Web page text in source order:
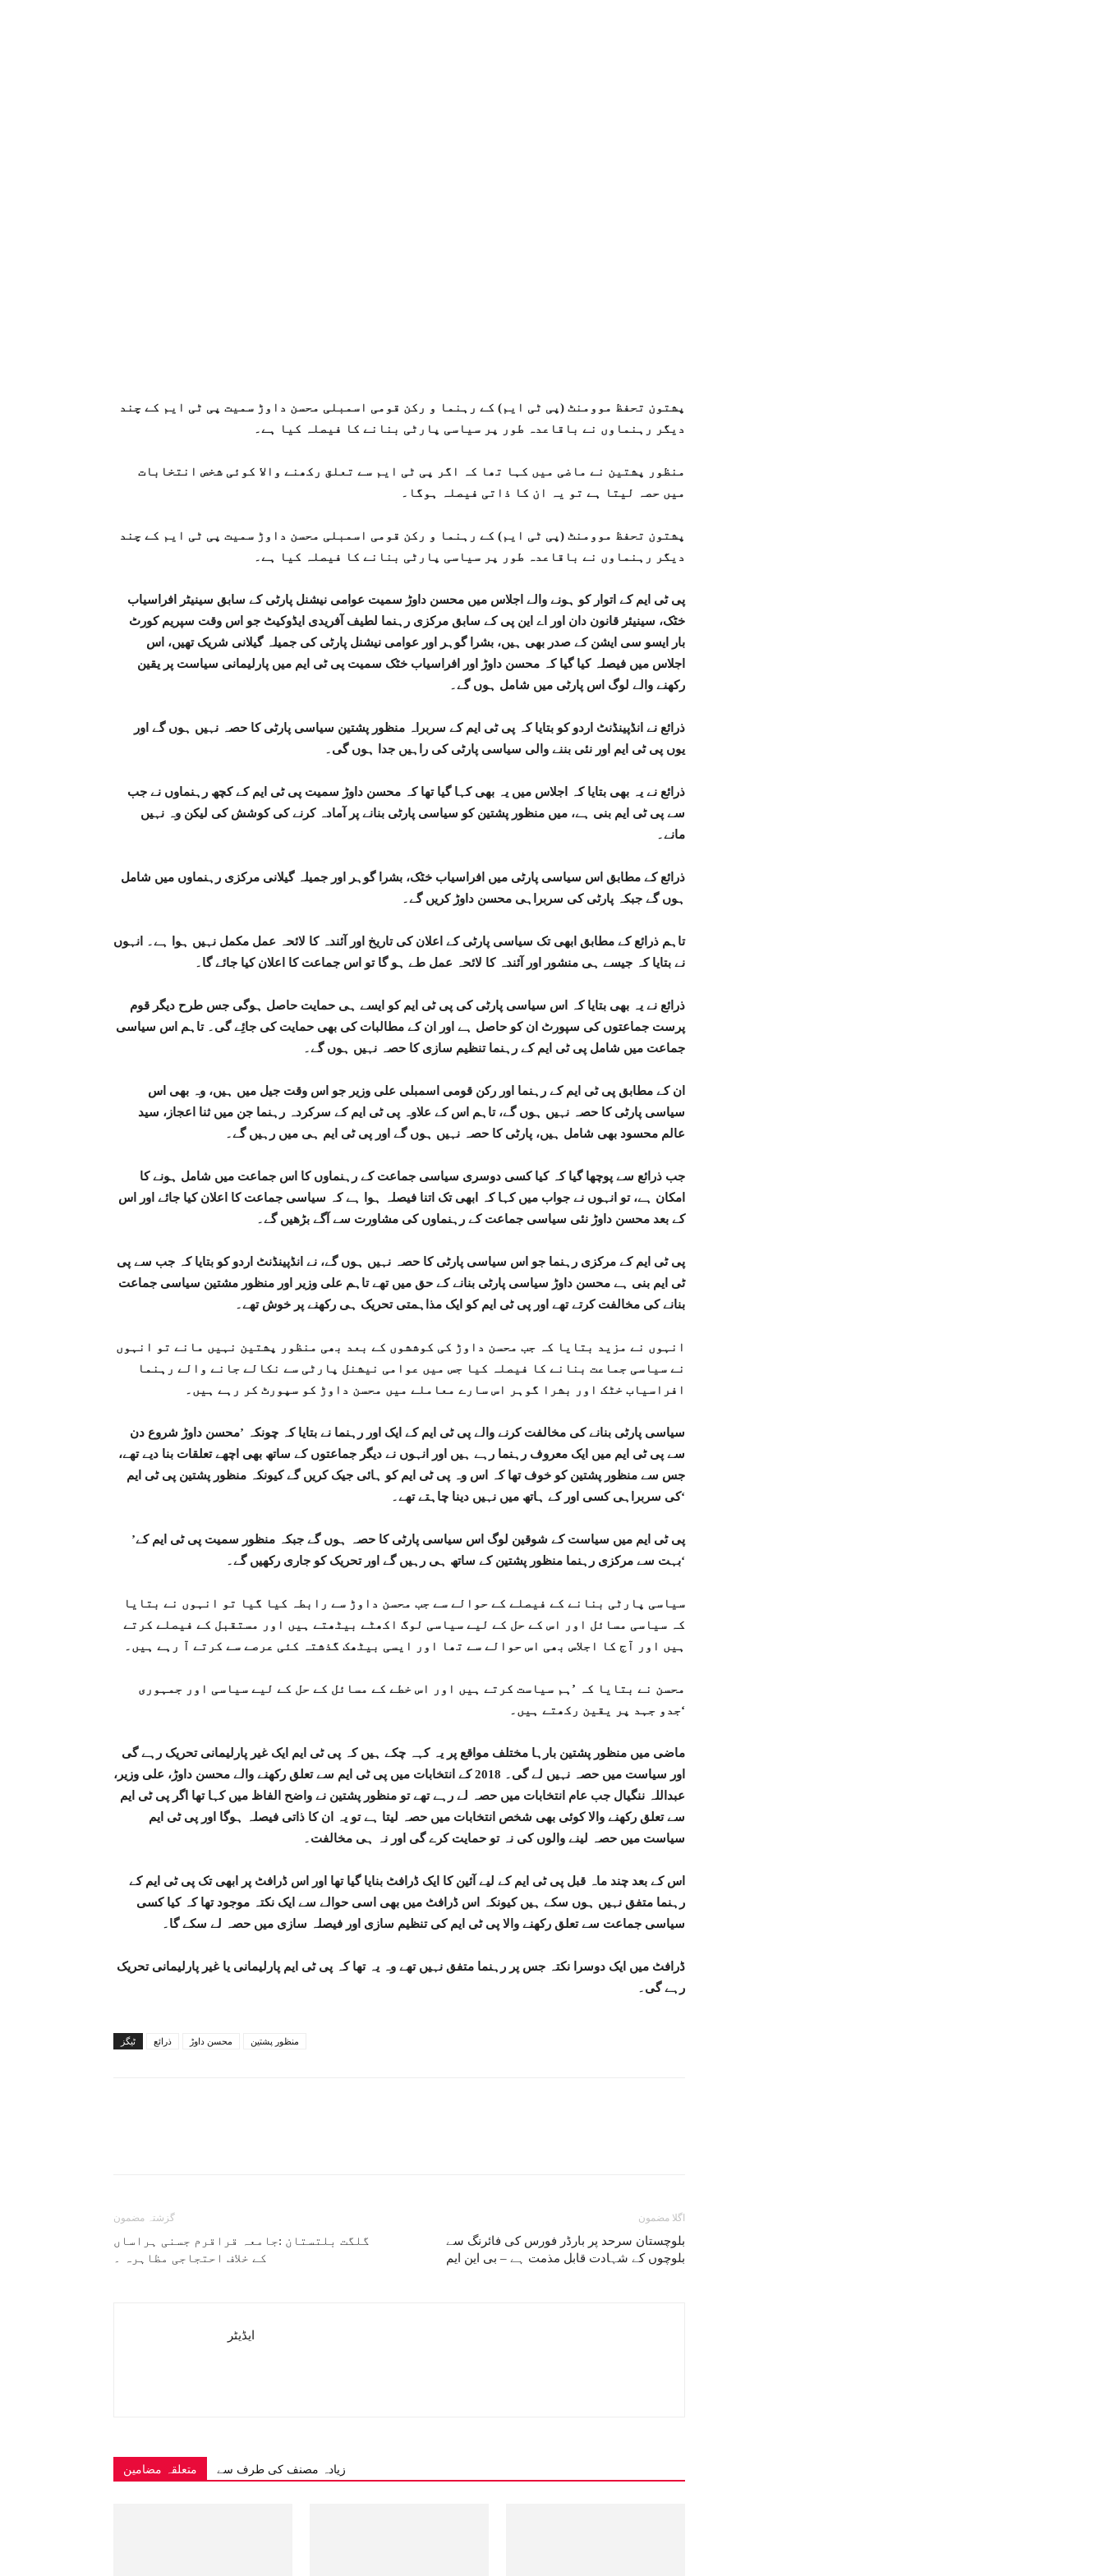
پشتون تحفظ موومنٹ (پی ٹی ایم) کے رہنما و رکن قومی اسمبلی محسن داوڑ سمیت پی ٹی ایم کے چند
دیگر رہنماوں نے باقاعدہ طور پر سیاسی پارٹی بنانے کا فیصلہ کیا ہے۔
منظور پشتین نے ماضی میں کہا تھا کہ اگر پی ٹی ایم سے تعلق رکھنے والا کوئی شخص انتخابات
میں حصہ لیتا ہے تو یہ ان کا ذاتی فیصلہ ہوگا۔
پشتون تحفظ موومنٹ (پی ٹی ایم) کے رہنما و رکن قومی اسمبلی محسن داوڑ سمیت پی ٹی ایم کے چند
دیگر رہنماوں نے باقاعدہ طور پر سیاسی پارٹی بنانے کا فیصلہ کیا ہے۔
پی ٹی ایم کے اتوار کو ہونے والے اجلاس میں محسن داوڑ سمیت عوامی نیشنل پارٹی کے سابق سینیٹر افراسیاب
خٹک، سینیئر قانون دان اور اے این پی کے سابق مرکزی رہنما لطیف آفریدی ایڈوکیٹ جو اس وقت سپریم کورٹ
بار ایسو سی ایشن کے صدر بھی ہیں، بشرا گوہر اور عوامی نیشنل پارٹی کی جمیلہ گیلانی شریک تھیں، اس
اجلاس میں فیصلہ کیا گیا کہ محسن داوڑ اور افراسیاب خٹک سمیت پی ٹی ایم میں پارلیمانی سیاست پر یقین
رکھنے والے لوگ اس پارٹی میں شامل ہوں گے۔
ذرائع نے انڈپینڈنٹ اردو کو بتایا کہ پی ٹی ایم کے سربراہ منظور پشتین سیاسی پارٹی کا حصہ نہیں ہوں گے اور
یوں پی ٹی ایم اور نئی بننے والی سیاسی پارٹی کی راہیں جدا ہوں گی۔
ذرائع نے یہ بھی بتایا کہ اجلاس میں یہ بھی کہا گیا تھا کہ محسن داوڑ سمیت پی ٹی ایم کے کچھ رہنماوں نے جب
سے پی ٹی ایم بنی ہے، میں منظور پشتین کو سیاسی پارٹی بنانے پر آمادہ کرنے کی کوشش کی لیکن وہ نہیں
مانے۔
ذرائع کے مطابق اس سیاسی پارٹی میں افراسیاب خٹک، بشرا گوہر اور جمیلہ گیلانی مرکزی رہنماوں میں شامل
ہوں گے جبکہ پارٹی کی سربراہی محسن داوڑ کریں گے۔
تاہم ذرائع کے مطابق ابھی تک سیاسی پارٹی کے اعلان کی تاریخ اور آئندہ کا لائحہ عمل مکمل نہیں ہوا ہے۔ انہوں
نے بتایا کہ جیسے ہی منشور اور آئندہ کا لائحہ عمل طے ہو گا تو اس جماعت کا اعلان کیا جائے گا۔
ذرائع نے یہ بھی بتایا کہ اس سیاسی پارٹی کی پی ٹی ایم کو ایسے ہی حمایت حاصل ہوگی جس طرح دیگر قوم
پرست جماعتوں کی سپورٹ ان کو حاصل ہے اور ان کے مطالبات کی بھی حمایت کی جائِے گی۔ تاہم اس سیاسی
جماعت میں شامل پی ٹی ایم کے رہنما تنظیم سازی کا حصہ نہیں ہوں گے۔
ان کے مطابق پی ٹی ایم کے رہنما اور رکن قومی اسمبلی علی وزیر جو اس وقت جیل میں ہیں، وہ بھی اس
سیاسی پارٹی کا حصہ نہیں ہوں گے، تاہم اس کے علاوہ پی ٹی ایم کے سرکردہ رہنما جن میں ثنا اعجاز، سید
عالم محسود بھی شامل ہیں، پارٹی کا حصہ نہیں ہوں گے اور پی ٹی ایم ہی میں رہیں گے۔
جب ذرائع سے پوچھا گیا کہ کیا کسی دوسری سیاسی جماعت کے رہنماوں کا اس جماعت میں شامل ہونے کا
امکان ہے، تو انہوں نے جواب میں کہا کہ ابھی تک اتنا فیصلہ ہوا ہے کہ سیاسی جماعت کا اعلان کیا جائے اور اس
کے بعد محسن داوڑ نئی سیاسی جماعت کے رہنماوں کی مشاورت سے آگے بڑھیں گے۔
پی ٹی ایم کے مرکزی رہنما جو اس سیاسی پارٹی کا حصہ نہیں ہوں گے، نے انڈپینڈنٹ اردو کو بتایا کہ جب سے پی
ٹی ایم بنی ہے محسن داوڑ سیاسی پارٹی بنانے کے حق میں تھے تاہم علی وزیر اور منظور مشتین سیاسی جماعت
بنانے کی مخالفت کرتے تھے اور پی ٹی ایم کو ایک مذاہمتی تحریک ہی رکھنے پر خوش تھے۔
انہوں نے مزید بتایا کہ جب محسن داوڑ کی کوششوں کے بعد بھی منظور پشتین نہیں مانے تو انہوں
نے سیاسی جماعت بنانے کا فیصلہ کیا جس میں عوامی نیشنل پارٹی سے نکالے جانے والے رہنما
افراسیاب خٹک اور بشرا گوہر اس سارے معاملے میں محسن داوڑ کو سپورٹ کر رہے ہیں۔
سیاسی پارٹی بنانے کی مخالفت کرنے والے پی ٹی ایم کے ایک اور رہنما نے بتایا کہ چونکہ ’محسن داوڑ شروع دن
سے پی ٹی ایم میں ایک معروف رہنما رہے ہیں اور انہوں نے دیگر جماعتوں کے ساتھ بھی اچھے تعلقات بنا دیے تھے،
جس سے منظور پشتین کو خوف تھا کہ اس وہ پی ٹی ایم کو ہائی جیک کریں گے کیونکہ منظور پشتین پی ٹی ایم
کی سربراہی کسی اور کے ہاتھ میں نہیں دینا چاہتے تھے۔‘
’پی ٹی ایم میں سیاست کے شوقین لوگ اس سیاسی پارٹی کا حصہ ہوں گے جبکہ منظور سمیت پی ٹی ایم کے
بہت سے مرکزی رہنما منظور پشتین کے ساتھ ہی رہیں گے اور تحریک کو جاری رکھیں گے۔‘
سیاسی پارٹی بنانے کے فیصلے کے حوالے سے جب محسن داوڑ سے رابطہ کیا گیا تو انہوں نے بتایا
کہ سیاسی مسائل اور اس کے حل کے لیے سیاسی لوگ اکھٹے بیٹھتے ہیں اور مستقبل کے فیصلے کرتے
ہیں اور آج کا اجلاس بھی اس حوالے سے تھا اور ایسی بیٹھک گذشتہ کئی عرصے سے کرتے آ رہے ہیں۔
محسن نے بتایا کہ ’ہم سیاست کرتے ہیں اور اس خطے کے مسائل کے حل کے لیے سیاسی اور جمہوری
جدو جہد پر یقین رکھتے ہیں۔‘
ماضی میں منظور پشتین بارہا مختلف مواقع پر یہ کہہ چکے ہیں کہ پی ٹی ایم ایک غیر پارلیمانی تحریک رہے گی
اور سیاست میں حصہ نہیں لے گی۔ 2018 کے انتخابات میں پی ٹی ایم سے تعلق رکھنے والے محسن داوڑ، علی وزیر،
عبداللہ ننگیال جب عام انتخابات میں حصہ لے رہے تھے تو منظور پشتین نے واضح الفاظ میں کہا تھا اگر پی ٹی ایم
سے تعلق رکھنے والا کوئی بھی شخص انتخابات میں حصہ لیتا ہے تو یہ ان کا ذاتی فیصلہ ہوگا اور پی ٹی ایم
سیاست میں حصہ لینے والوں کی نہ تو حمایت کرے گی اور نہ ہی مخالفت۔
اس کے بعد چند ماہ قبل پی ٹی ایم کے لیے آئین کا ایک ڈرافٹ بنایا گیا تھا اور اس ڈرافٹ پر ابھی تک پی ٹی ایم کے
رہنما متفق نہیں ہوں سکے ہیں کیونکہ اس ڈرافٹ میں بھی اسی حوالے سے ایک نکتہ موجود تھا کہ کیا کسی
سیاسی جماعت سے تعلق رکھنے والا پی ٹی ایم کی تنظیم سازی اور فیصلہ سازی میں حصہ لے سکے گا۔
ڈرافٹ میں ایک دوسرا نکتہ جس پر رہنما متفق نہیں تھے وہ یہ تھا کہ پی ٹی ایم پارلیمانی یا غیر پارلیمانی تحریک
رہے گی۔
ٹیگز ذرائع محسن داوڑ منظور پشتین
گزشتہ مضمون
گلگت بلتستان :جامعہ قراقرم جسنی ہراساں
کے خلاف احتجاجی مظاہرہ ۔
اگلا مضمون
بلوچستان سرحد پر بارڈر فورس کی فائرنگ سے
بلوچوں کے شہادت قابل مذمت ہے – بی این ایم
ایڈیٹر
متعلقہ مضامین زیادہ مصنف کی طرف سے